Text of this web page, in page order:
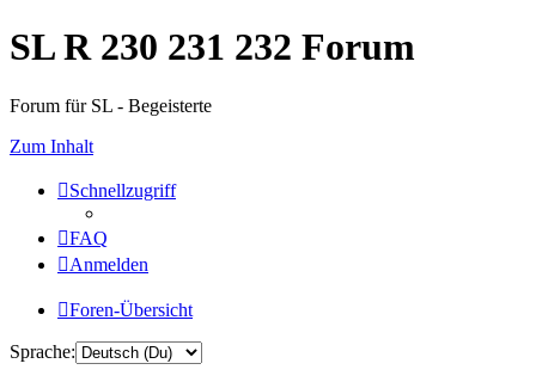
SL R 230 231 232 Forum
Forum für SL - Begeisterte
Zum Inhalt
Schnellzugriff
FAQ
Anmelden
Foren-Übersicht
Sprache: